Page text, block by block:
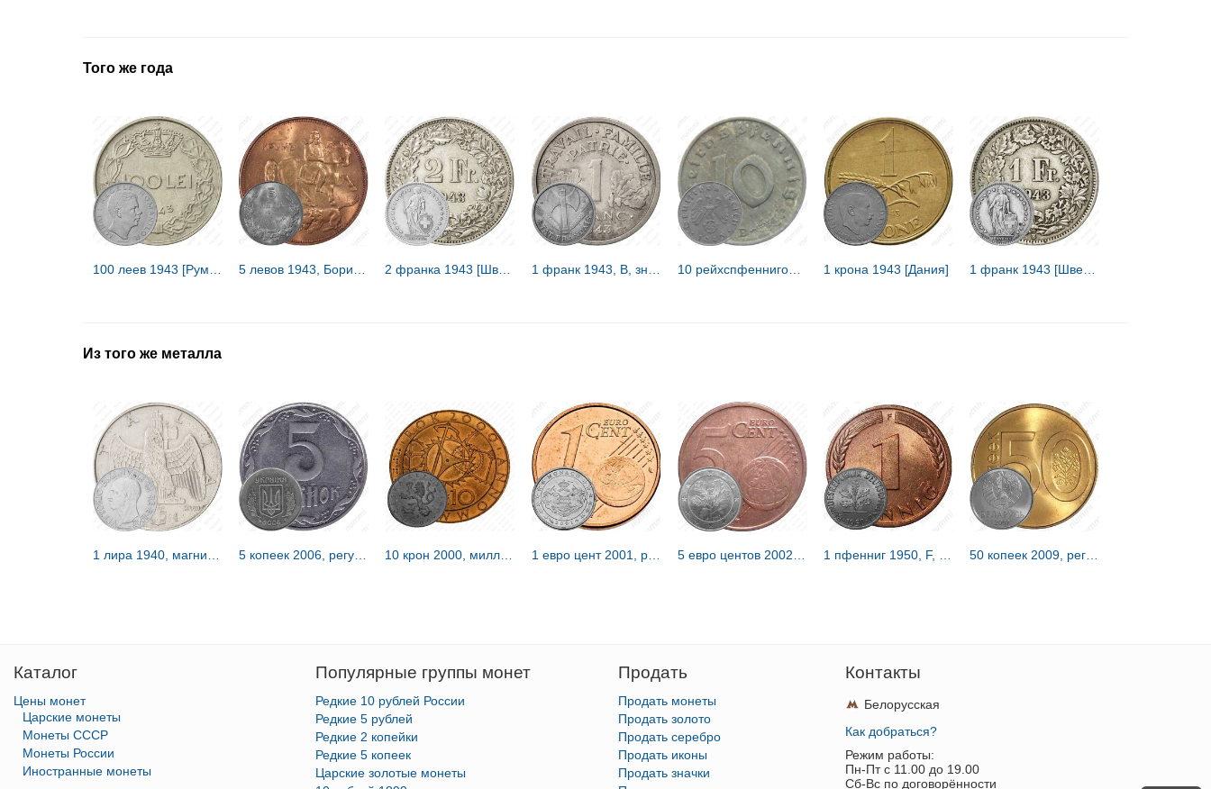
Того же года
10 рейхспфеннигов 1943 [Германия / Третий рейх] 1 крона 1943 [Дания]
Из того же металла
1 евро цент 2001, регулярный чекан Монако [Монако]
Каталог
Цены монет
Царские монеты
Монеты СССР
Монеты России
Иностранные монеты
Популярные группы монет
Редкие 10 рублей России
Редкие 5 рублей
Редкие 2 копейки
Редкие 5 копеек
Царские золотые монеты
Продать
Продать монеты
Продать золото
Продать серебро
Продать иконы
Продать значки
Контакты
Белорусская
Как добраться?
Режим работы:
Пн-Пт c 11.00 до 19.00
Сб-Вс по договорённости